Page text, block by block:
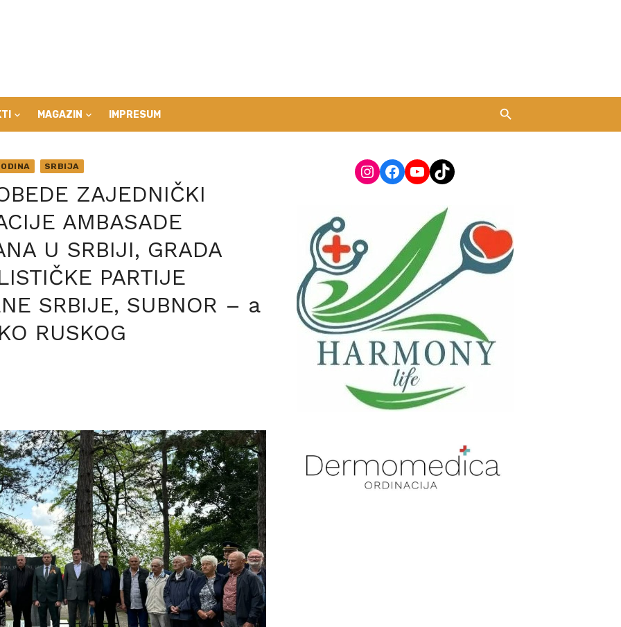
MAGAZIN IMPRESUM
SRBIJA
ZAJEDNIČKI
AMBASADE
U SRBIJI, GRADA
PARTIJE
SRBIJE, SUBNOR – a
RUSKOG
Instagram
Facebook
YouTube
TikTok